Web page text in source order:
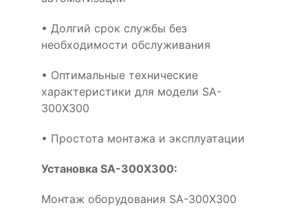
• Долгий срок службы без
необходимости обслуживания
• Оптимальные технические
характеристики для модели SA-
300X300
• Простота монтажа и эксплуатации
Установка SA-300X300:
Монтаж оборудования SA-300X300